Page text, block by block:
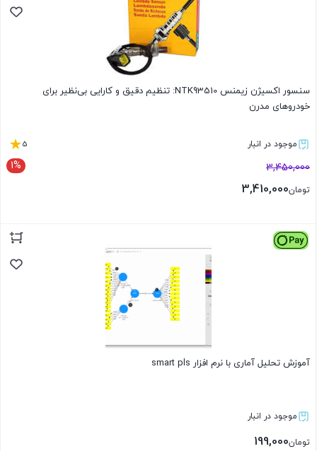
سنسور اکسیژن زیمنس NTK93510: تنظیم دقیق و کارایی بی‌نظیر برای
خودروهای مدرن
موجود در انبار 5
1% 3,450,000
تومان3,410,000
بستن
آموزش تحلیل آماری با نرم افزار smart pls
موجود در انبار
تومان199,000